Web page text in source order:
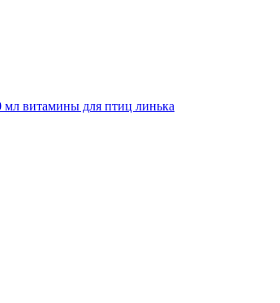
витамины для птиц линька